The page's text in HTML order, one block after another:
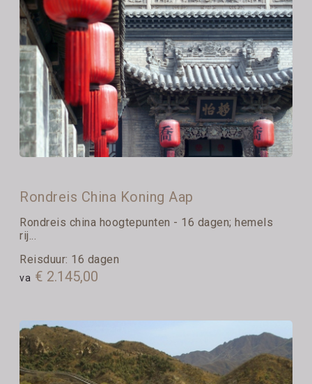
Rondreis China Koning Aap
Rondreis china hoogtepunten - 16 dagen; hemels
rij...
Reisduur: 16 dagen
va € 2.145,00